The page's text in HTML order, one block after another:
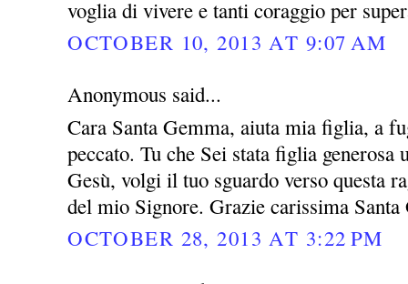
voglia di vivere e tanti coraggio per
OCTOBER 10, 2013 AT 9:07 AM
Anonymous said...
Cara Santa Gemma, aiuta mia figlia, a
peccato. Tu che Sei stata figlia generosa
Gesù, volgi il tuo sguardo verso questa
del mio Signore. Grazie carissima Santa
OCTOBER 28, 2013 AT 3:22 PM